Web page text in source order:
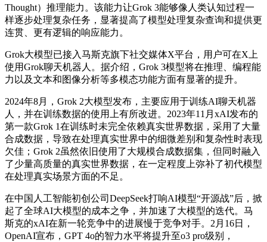
Thought）推理能力。该能力让Grok 3能够像人类认知过程一
样逐步处理复杂任务，显著提高了模型处理复杂查询和提供更
连贯、更有逻辑的响应能力。
Grok大模型已接入马斯克旗下社交媒体X平台，用户可在X上
使用Grok聊天机器人。据介绍，Grok 3模型将在推理、编程能
力以及文本和图像分析等多模态功能方面有显著的提升。
2024年8月，Grok 2大模型发布，主要应用于训练AI聊天机器
人，并在训练数据的使用上有所改进。2023年11月xAI发布的
第一款Grok 1在训练时未完全依赖真实世界数据，采用了大量
合成数据，导致在处理真实世界中的细微差别和复杂性时表现
欠佳；Grok 2虽然依旧使用了大规模合成数据集，但同时融入
了少量高质量的真实世界数据，在一定程度上弥补了初代模型
在处理真实场景方面的不足。
在中国人工智能初创公司DeepSeek打响AI模型“开源战”后，掀
起了全球AI大模型的成本之争，并加速了大模型的迭代。马
斯克的xAI在新一轮竞争中的进展慢于竞争对手。2月16日，
OpenAI宣布，GPT 4o的智力水平将提升至o3 pro级别，